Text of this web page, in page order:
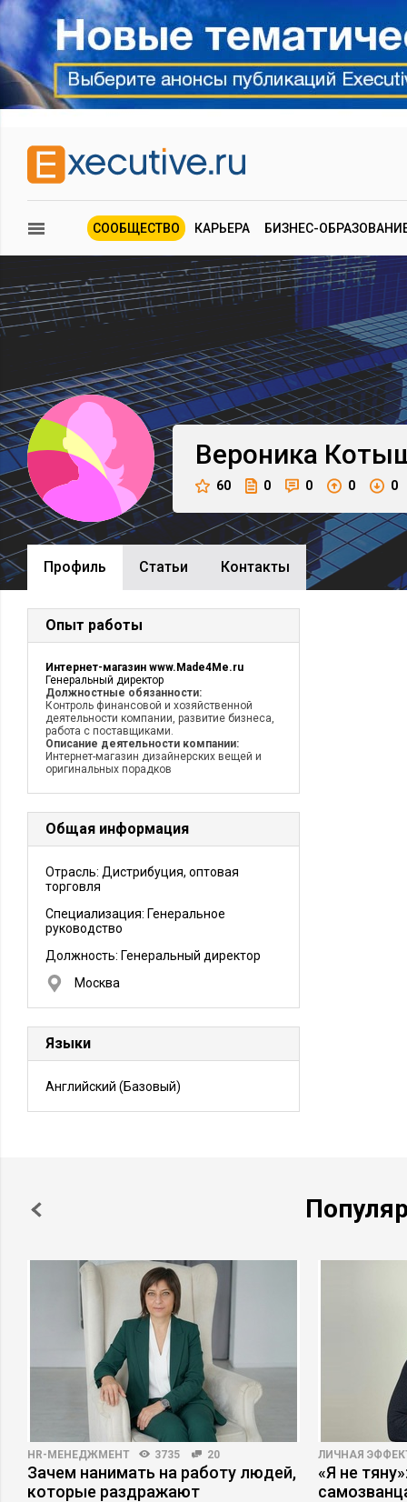
СООБЩЕСТВО КАРЬЕРА БИЗНЕС-
Вероника
60 0 0 0 0
Профиль Cтатьи Контакты
Опыт работы
Интернет-магазин www.Made4Me.ru
Генеральный директор
Должностные обязанности:
Контроль финансовой и хозяйственной
деятельности компании, развитие бизнеса,
работа с поставщиками.
Описание деятельности компании:
Интернет-магазин дизайнерских вещей и
оригинальных порадков
Общая информация
Отрасль: Дистрибуция, оптовая
торговля
Специализация: Генеральное
руководство
Должность: Генеральный директор
Москва
Языки
Английский (Базовый)
HR-МЕНЕДЖМЕНТ 3735 20
Зачем нанимать на работу людей,
которые раздражают
ЛИЧНАЯ
«Я не